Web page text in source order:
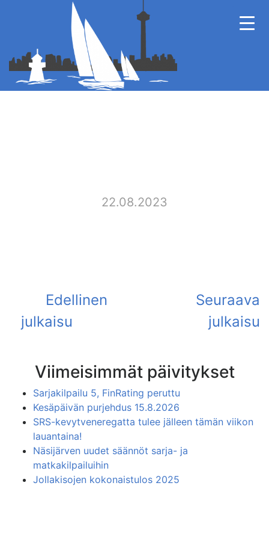
22.08.2023
Viimeisimmät päivitykset
Sarjakilpailu 5, FinRating peruttu
Kesäpäivän purjehdus 15.8.2026
SRS-kevytveneregatta tulee jälleen tämän viikon
lauantaina!
Näsijärven uudet säännöt sarja- ja
matkakilpailuihin
Jollakisojen kokonaistulos 2025